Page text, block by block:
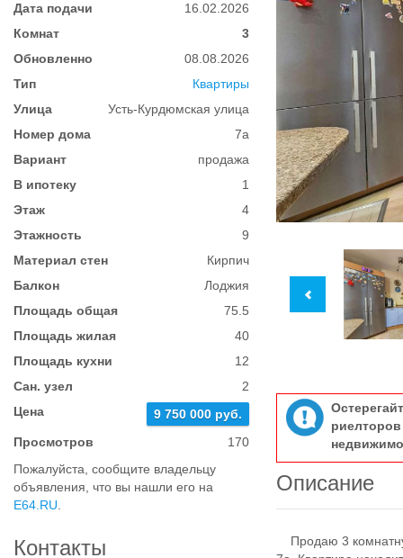
Дата подачи
16.02.2026
Комнат
3
Обновленно
08.08.2026
Тип
Квартиры
Улица
Усть-Курдюмская улица
Номер дома
7а
Вариант
продажа
В ипотеку
1
Этаж
4
Этажность
9
Материал стен
Кирпич
Балкон
Лоджия
Площадь общая
75.5
Площадь жилая
40
Площадь кухни
12
Сан. узел
2
Цена
9 750 000 руб.
Просмотров
170
Пожалуйста, сообщите владельцу
объявления, что вы нашли его на
E64.RU
Контакты
Описание
Продаю 3